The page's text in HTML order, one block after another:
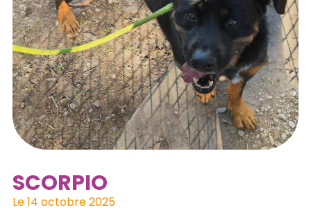
SCORPIO
Le 14 octobre 2025